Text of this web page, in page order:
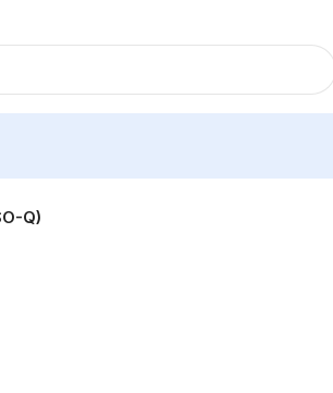
Q)